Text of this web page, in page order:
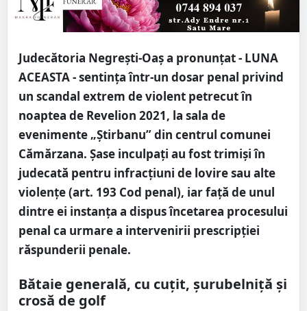
Judecătoria Negrești-Oaș a pronunțat - LUNA
ACEASTA - sentința într-un dosar penal privind
un scandal extrem de violent petrecut în
noaptea de Revelion 2021, la sala de
evenimente „Știrbanu” din centrul comunei
Cămărzana. Șase inculpați au fost trimiși în
judecată pentru infracțiuni de lovire sau alte
violențe (art. 193 Cod penal), iar față de unul
dintre ei instanța a dispus încetarea procesului
penal ca urmare a intervenirii prescripției
răspunderii penale.
Bătaie generală, cu cuțit, șurubelniță și
crosă de golf